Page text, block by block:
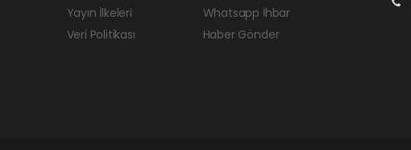
Yayın İlkeleri
Veri Politikası
Whatsapp İhbar
Haber Gönder